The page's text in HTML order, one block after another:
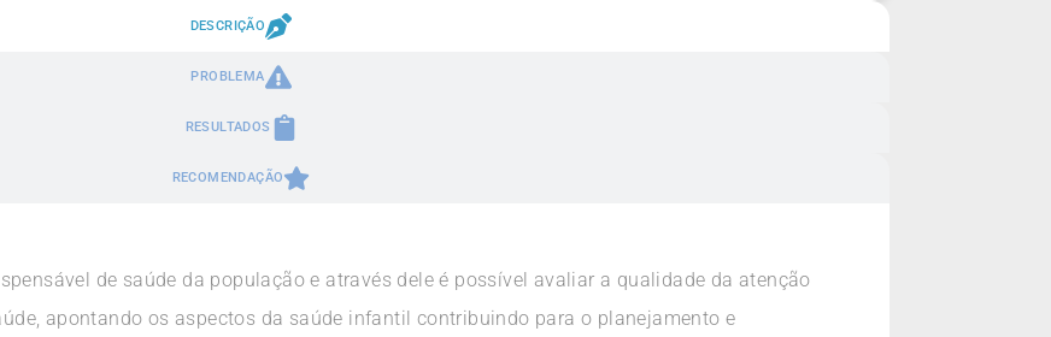
DESCRIÇÃO
PROBLEMA
RESULTADOS
RECOMENDAÇÃO
de saúde da população e através dele é possível avaliar a qualidade da atenção
apontando os aspectos da saúde infantil contribuindo para o planejamento e